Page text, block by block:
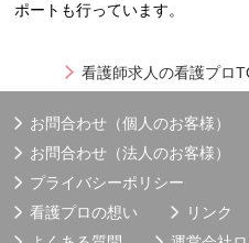
ポートも行っています。
看護師求人の看護プロ
お問合わせ（個人のお客様）
お問合わせ（法人のお客様）
プライバシーポリシー
看護プロの想い
リンク